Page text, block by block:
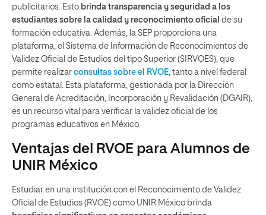
publicitarios. Esto brinda transparencia y seguridad a los
estudiantes sobre la calidad y reconocimiento oficial de su
formación educativa. Además, la SEP proporciona una
plataforma, el Sistema de Información de Reconocimientos de
Validez Oficial de Estudios del tipo Superior (SIRVOES), que
permite realizar consultas sobre el RVOE, tanto a nivel federal
como estatal. Esta plataforma, gestionada por la Dirección
General de Acreditación, Incorporación y Revalidación (DGAIR),
es un recurso vital para verificar la validez oficial de los
programas educativos en México.
Ventajas del RVOE para Alumnos de
UNIR México
Estudiar en una institución con el Reconocimiento de Validez
Oficial de Estudios (RVOE) como UNIR México brinda